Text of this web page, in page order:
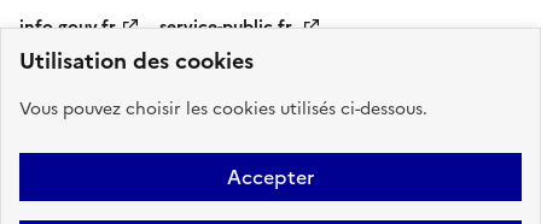
Utilisation des cookies
Vous pouvez choisir les cookies utilisés ci-dessous.
Accepter
Pied
page
info.gouv.fr
service-public.fr
de
Qui sommes-nous ? Accessibilité : partiellement conforme
Contact
ecologie.gouv.fr